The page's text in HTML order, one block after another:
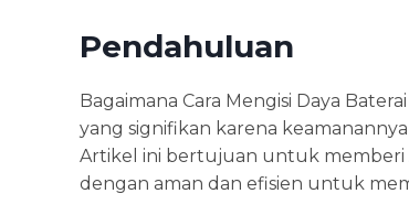
Pendahuluan
Bagaimana Cara Mengisi Daya
yang signifikan karena
Artikel ini bertujuan untuk memberi
dengan aman dan efisien untuk